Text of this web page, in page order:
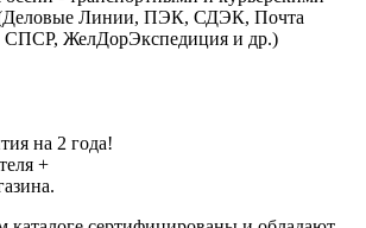
Линии, ПЭК, СДЭК, Почта
СПСР, ЖелДорЭкспедиция и др.)
на 2 года!
+